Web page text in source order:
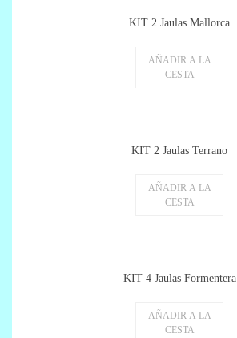
KIT 2 Jaulas Mallorca
AÑADIR A LA
CESTA
KIT 2 Jaulas Terrano
AÑADIR A LA
CESTA
KIT 4 Jaulas Formentera
AÑADIR A LA
CESTA